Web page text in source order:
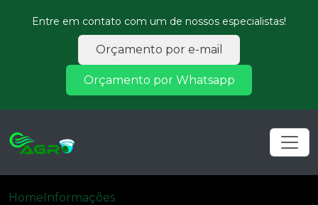
Entre em contato com um de nossos especialistas!
Orçamento por e-mail
Orçamento por Whatsapp
HomeInformações